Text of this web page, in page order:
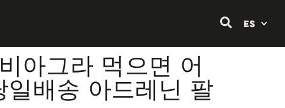
ES
아그라 먹으면 어
배송 아드레닌 팔